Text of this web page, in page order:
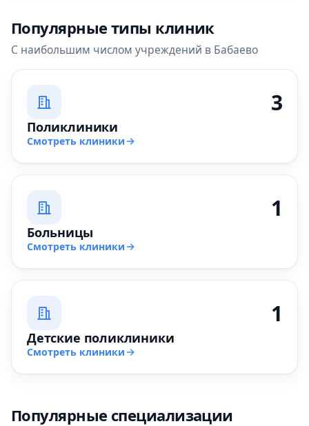
Популярные типы клиник
С наибольшим числом учреждений в Бабаево
3
Поликлиники
Смотреть клиники
1
Больницы
Смотреть клиники
1
Детские поликлиники
Смотреть клиники
Популярные специализации